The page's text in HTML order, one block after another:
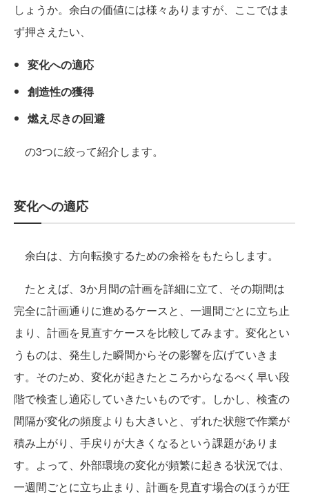
しょうか。余白の価値には様々ありますが、ここではま
ず押さえたい、
変化への適応
創造性の獲得
燃え尽きの回避
の3つに絞って紹介します。
変化への適応
余白は、方向転換するための余裕をもたらします。
たとえば、3か月間の計画を詳細に立て、その期間は
完全に計画通りに進めるケースと、一週間ごとに立ち止
まり、計画を見直すケースを比較してみます。変化とい
うものは、発生した瞬間からその影響を広げていきま
す。そのため、変化が起きたところからなるべく早い段
階で検査し適応していきたいものです。しかし、検査の
間隔が変化の頻度よりも大きいと、ずれた状態で作業が
積み上がり、手戻りが大きくなるという課題がありま
す。よって、外部環境の変化が頻繁に起きる状況では、
一週間ごとに立ち止まり、計画を見直す場合のほうが圧